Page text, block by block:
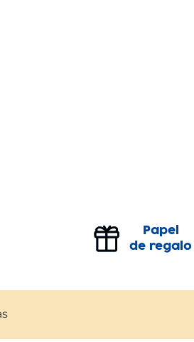
Papel
de regalo